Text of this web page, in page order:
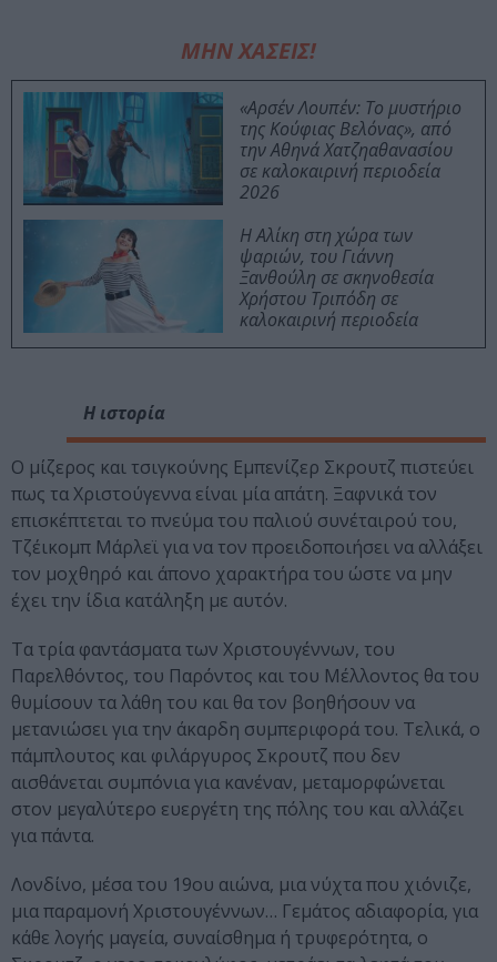
ΜΗΝ ΧΑΣΕΙΣ!
«Αρσέν Λουπέν: Το μυστήριο
της Κούφιας Βελόνας», από
την Αθηνά Χατζηαθανασίου
σε καλοκαιρινή περιοδεία
2026
Η Αλίκη στη χώρα των
ψαριών, του Γιάννη
Ξανθούλη σε σκηνοθεσία
Χρήστου Τριπόδη σε
καλοκαιρινή περιοδεία
Η ιστορία
Ο μίζερος και τσιγκούνης Εμπενίζερ Σκρουτζ πιστεύει
πως τα Χριστούγεννα είναι μία απάτη. Ξαφνικά τον
επισκέπτεται το πνεύμα του παλιού συνέταιρού του,
Τζέικομπ Μάρλεϊ για να τον προειδοποιήσει να αλλάξει
τον μοχθηρό και άπονο χαρακτήρα του ώστε να μην
έχει την ίδια κατάληξη με αυτόν.
Τα τρία φαντάσματα των Χριστουγέννων, του
Παρελθόντος, του Παρόντος και του Μέλλοντος θα του
θυμίσουν τα λάθη του και θα τον βοηθήσουν να
μετανιώσει για την άκαρδη συμπεριφορά του. Τελικά, ο
πάμπλουτος και φιλάργυρος Σκρουτζ που δεν
αισθάνεται συμπόνια για κανέναν, μεταμορφώνεται
στον μεγαλύτερο ευεργέτη της πόλης του και αλλάζει
για πάντα.
Λονδίνο, μέσα του 19ου αιώνα, μια νύχτα που χιόνιζε,
μια παραμονή Χριστουγέννων… Γεμάτος αδιαφορία, για
κάθε λογής μαγεία, συναίσθημα ή τρυφερότητα, ο